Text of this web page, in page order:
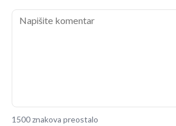
1500 znakova preostalo